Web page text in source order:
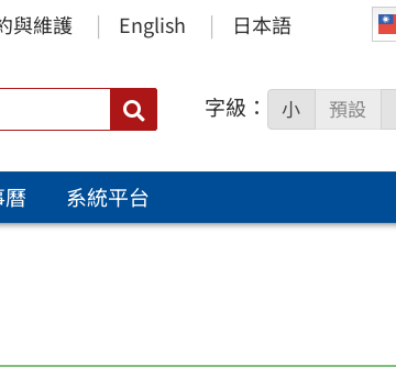
與維護 English 日本語
搜
尋：
字級： 小 預設
系統平台